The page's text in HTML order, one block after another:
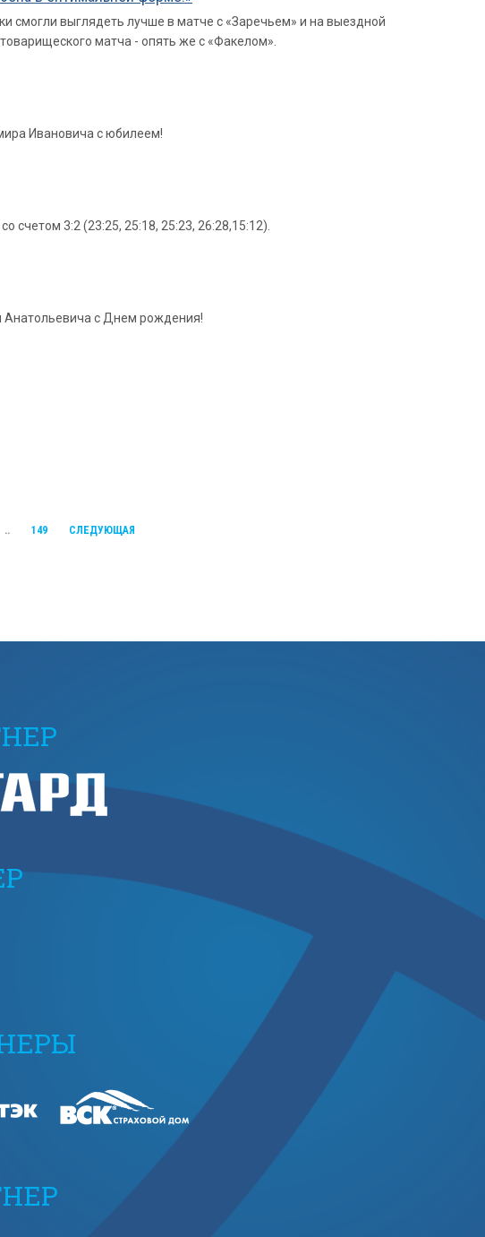
выглядеть лучше в матче с «Заречьем» и на выездной
матча - опять же с «Факелом».
Ивановича с юбилеем!
3:2 (23:25, 25:18, 25:23, 26:28,15:12).
Анатольевича с Днем рождения!
.. 149 СЛЕДУЮЩАЯ